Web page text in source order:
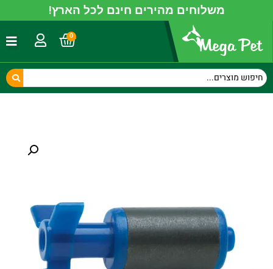
משלוחים מהירים חינם לכל הארץ!
0